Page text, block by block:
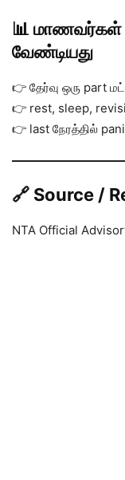
📊
வேண்டியது
👉 தேர்வு ஒரு part
👉 rest, sleep,
👉 last நேரத்தில்
🔗 Source /
NTA Official